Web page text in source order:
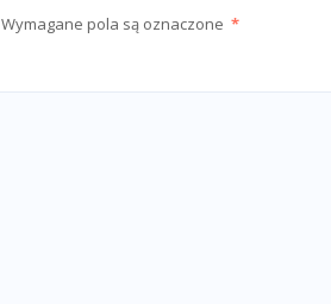
Wymagane pola są oznaczone *